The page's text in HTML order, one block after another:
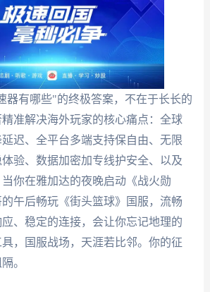
器有哪些"的终极答案，不在于长长的
准解决海外玩家的核心痛点：全球
迟、全平台多端支持保自由、无限
验、数据加密加专线护安全、以及
你在雅加达的夜晚启动《战火勋
午后畅玩《街头篮球》国服，流畅
、稳定的连接，会让你忘记地理的
，国服战场，天涯若比邻。你的征
。